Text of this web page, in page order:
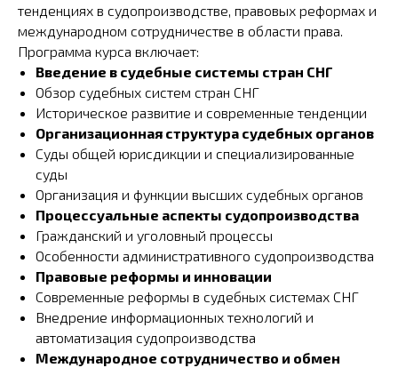
тенденциях в судопроизводстве, правовых реформах и
международном сотрудничестве в области права.
Программа курса включает:
Введение в судебные системы стран СНГ
Обзор судебных систем стран СНГ
Историческое развитие и современные тенденции
Организационная структура судебных органов
Суды общей юрисдикции и специализированные
суды
Организация и функции высших судебных органов
Процессуальные аспекты судопроизводства
Гражданский и уголовный процессы
Особенности административного судопроизводства
Правовые реформы и инновации
Современные реформы в судебных системах СНГ
Внедрение информационных технологий и
автоматизация судопроизводства
Международное сотрудничество и обмен